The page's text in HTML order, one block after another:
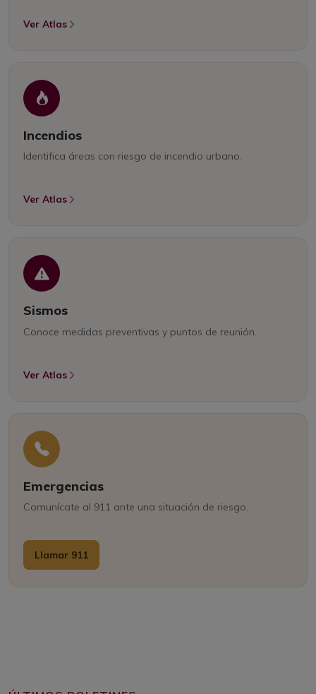
Ver Atlas
Incendios
Identifica áreas con riesgo de incendio urbano.
Ver Atlas
Sismos
Conoce medidas preventivas y puntos de reunión.
Ver Atlas
Emergencias
Comunícate al 911 ante una situación de riesgo.
Llamar 911